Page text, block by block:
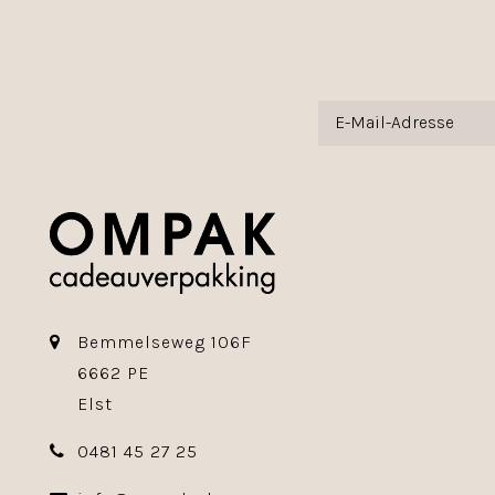
Bemmelseweg 106F
6662 PE
Elst
0481 45 27 25